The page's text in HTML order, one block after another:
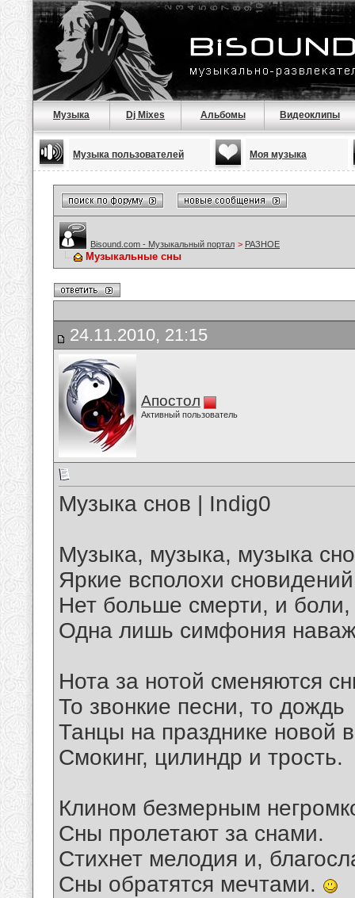
Музыка Dj Mixes Альбомы Видеоклипы
Музыка пользователей Моя музыка
Bisound.com - Музыкальный портал > РАЗНОЕ
Музыкальные сны
24.11.2010, 21:15
Апостол
Активный пользователь
Музыка снов | Indig0
Музыка, музыка, музыка
Яркие всполохи
Нет больше смерти, и боли,
Одна лишь симфония
Нота за нотой сменяются
То звонкие песни, то дождь
Танцы на празднике новой
Смокинг, цилиндр и трость.
Клином безмерным
Сны пролетают за снами.
Стихнет мелодия и,
Сны обратятся мечтами.